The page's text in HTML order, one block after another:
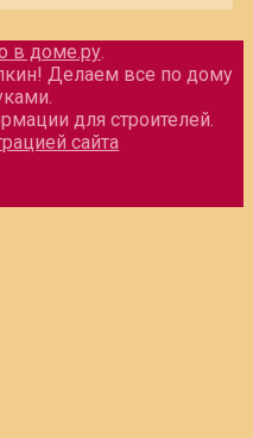
в доме.ру.
Делаем все по дому
для строителей.
сайта